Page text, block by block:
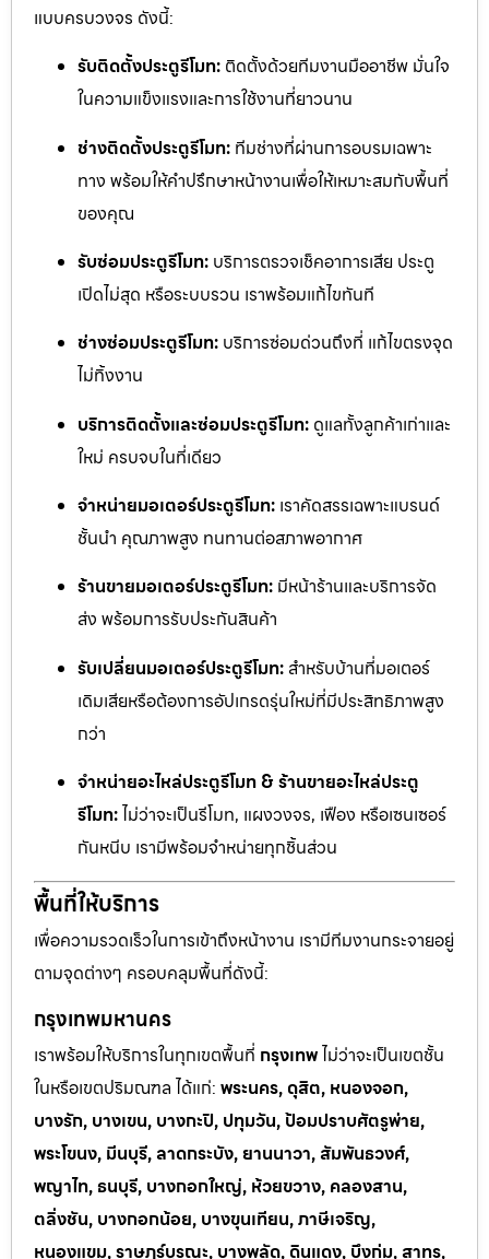
แบบครบวงจร ดังนี้:
รับติดตั้งประตูรีโมท: ติดตั้งด้วยทีมงานมืออาชีพ มั่นใจ
ในความแข็งแรงและการใช้งานที่ยาวนาน
ช่างติดตั้งประตูรีโมท: ทีมช่างที่ผ่านการอบรมเฉพาะ
ทาง พร้อมให้คำปรึกษาหน้างานเพื่อให้เหมาะสมกับพื้นที่
ของคุณ
รับซ่อมประตูรีโมท: บริการตรวจเช็คอาการเสีย ประตู
เปิดไม่สุด หรือระบบรวน เราพร้อมแก้ไขทันที
ช่างซ่อมประตูรีโมท: บริการซ่อมด่วนถึงที่ แก้ไขตรงจุด
ไม่ทิ้งงาน
บริการติดตั้งและซ่อมประตูรีโมท: ดูแลทั้งลูกค้าเก่าและ
ใหม่ ครบจบในที่เดียว
จำหน่ายมอเตอร์ประตูรีโมท: เราคัดสรรเฉพาะแบรนด์
ชั้นนำ คุณภาพสูง ทนทานต่อสภาพอากาศ
ร้านขายมอเตอร์ประตูรีโมท: มีหน้าร้านและบริการจัด
ส่ง พร้อมการรับประกันสินค้า
รับเปลี่ยนมอเตอร์ประตูรีโมท: สำหรับบ้านที่มอเตอร์
เดิมเสียหรือต้องการอัปเกรดรุ่นใหม่ที่มีประสิทธิภาพสูง
กว่า
จำหน่ายอะไหล่ประตูรีโมท & ร้านขายอะไหล่ประตู
รีโมท:ไม่ว่าจะเป็นรีโมท, แผงวงจร, เฟือง หรือเซนเซอร์
กันหนีบ เรามีพร้อมจำหน่ายทุกชิ้นส่วน
พื้นที่ให้บริการ
เพื่อความรวดเร็วในการเข้าถึงหน้างาน เรามีทีมงานกระจายอยู่
ตามจุดต่างๆ ครอบคลุมพื้นที่ดังนี้:
กรุงเทพมหานคร
เราพร้อมให้บริการในทุกเขตพื้นที่ กรุงเทพไม่ว่าจะเป็นเขตชั้น
ในหรือเขตปริมณฑล ได้แก่: พระนคร, ดุสิต, หนองจอก,
บางรัก, บางเขน, บางกะปิ, ปทุมวัน, ป้อมปราบศัตรูพ่าย,
พระโขนง, มีนบุรี, ลาดกระบัง, ยานนาวา, สัมพันธวงศ์,
พญาไท, ธนบุรี, บางกอกใหญ่, ห้วยขวาง, คลองสาน,
ตลิ่งชัน, บางกอกน้อย, บางขุนเทียน, ภาษีเจริญ,
หนองแขม, ราษฎร์บูรณะ, บางพลัด, ดินแดง, บึงกุ่ม, สาทร,